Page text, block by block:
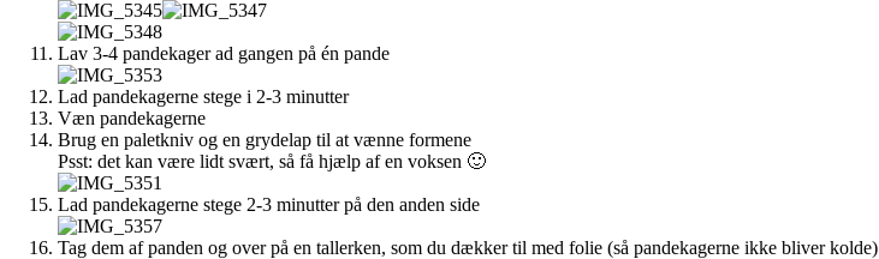
Lav 3-4 pandekager ad gangen på én pande
Lad pandekagerne stege i 2-3 minutter
Væn pandekagerne
Brug en paletkniv og en grydelap til at vænne formene
Psst: det kan være lidt svært, så få hjælp af en voksen 🙂
Lad pandekagerne stege 2-3 minutter på den anden side
Tag dem af panden og over på en tallerken, som du dækker til med folie (så pandekagerne ikke bliver kolde)